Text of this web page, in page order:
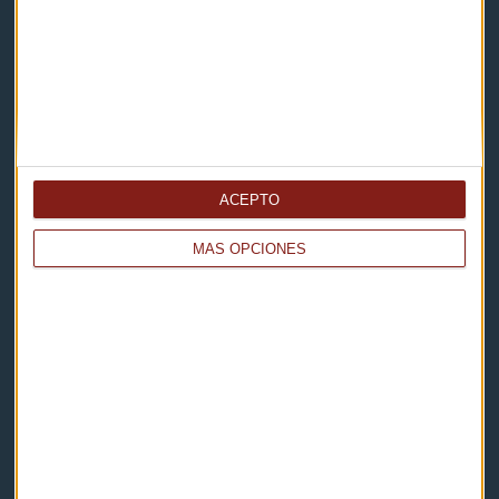
MÁS OPCIONES
ACEPTO
Contacto & Legal
Contacto